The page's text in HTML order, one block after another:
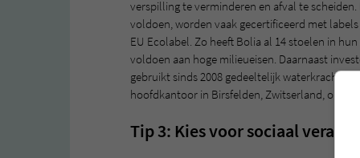
verspilling te verminderen en afval te
voldoen, worden vaak gecertificeerd met
EU Ecolabel. Zo heeft Bolia al 14 stoelen in
voldoen aan hoge milieueisen. Daarnaast
gebruikt sinds 2008 gedeeltelijk waterkracht
hoofdkantoor in Birsfelden, Zwitserland, op
Tip 3: Kies voor sociaal